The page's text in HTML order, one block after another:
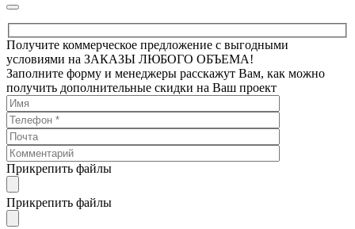
Получите коммерческое предложение с выгодными
условиями на ЗАКАЗЫ ЛЮБОГО ОБЪЕМА!
Заполните форму и менеджеры расскажут Вам, как можно
получить дополнительные скидки на Ваш проект
Прикрепить файлы
Прикрепить файлы